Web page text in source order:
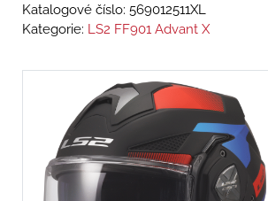
Katalogové číslo: 569012511XL
Kategorie: LS2 FF901 Advant X